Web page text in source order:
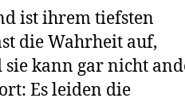
ist ihrem tiefsten
die Wahrheit auf,
kann gar nicht
Es leiden die